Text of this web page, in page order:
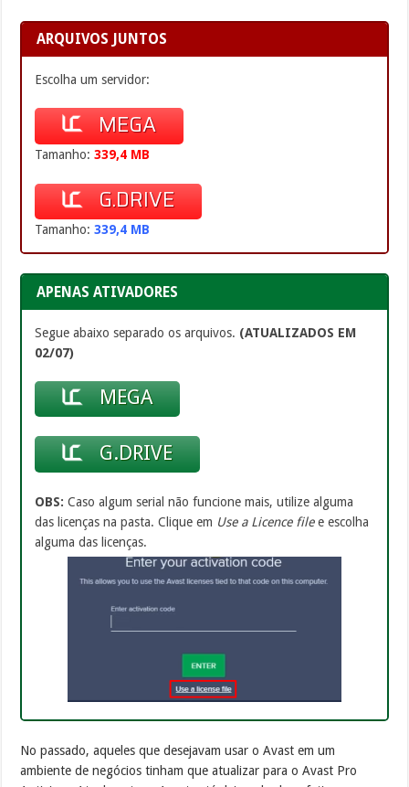
ARQUIVOS JUNTOS
Escolha um servidor:
MEGA
Tamanho:339,4 MB
G.DRIVE
Tamanho:339,4 MB
APENAS ATIVADORES
Segue abaixo separado os arquivos. (ATUALIZADOS EM
02/07)
MEGA
G.DRIVE
OBS: Caso algum serial não funcione mais, utilize alguma
das licenças na pasta. Clique em Use a Licence filee escolha
alguma das licenças.
No passado, aqueles que desejavam usar o Avast em um
ambiente de negócios tinham que atualizar para o Avast Pro